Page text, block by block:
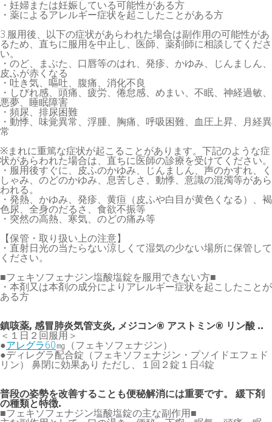
・妊婦または妊娠している可能性がある方
・薬によるアレルギー症状を起こしたことがある方
3.服用後、以下の症状があらわれた場合は副作用の可能性があ
るため、直ちに服用を中止し、医師、薬剤師に相談してくださ
い。
・のど、まぶた、口唇等のはれ、発疹、かゆみ、じんましん、
皮ふが赤くなる
・吐き気、嘔吐、腹痛、消化不良
・しびれ感、頭痛、疲労、倦怠感、めまい、不眠、神経過敏、
悪夢、睡眠障害
・頻尿、排尿困難
・動悸、味覚異常、浮腫、胸痛、呼吸困難、血圧上昇、月経異
常
※まれに重篤な症状が起こることがあります。下記のような症
状があらわれた場合は、直ちに医師の診療を受けてください。
・服用後すぐに、皮ふのかゆみ、じんましん、声のかすれ、く
しゃみ、のどのかゆみ、息苦しさ、動悸、意識の混濁等があら
われる。
・発熱、かゆみ、発疹、黄疸（皮ふや白目が黄色くなる）、褐
色尿、全身のだるさ、食欲不振等
・突然の高熱、寒気、のどの痛み等
【保管・取り扱い上の注意】
・直射日光の当たらない涼しくて湿気の少ない場所に保管して
ください。
■フェキソフェナジン塩酸塩錠を服用できない方■
・本剤又は本剤の成分によりアレルギー症状を起こしたことが
ある方
鎮咳薬, 感冒肺炎気管支炎, メジコン® アストミン® リン酸 ..
＜１日２回服用＞
●アレグラ60㎎（フェキソフェナジン）
●ディレグラ配合錠（フェキソフェナジン・プソイドエフェド
リン） 鼻閉に効果あり ただし、１回２錠１日4錠
普段の姿勢を改善することも便秘解消には重要です。 緩下剤
の種類と特徴.
■フェキソフェナジン塩酸塩錠の主な副作用■